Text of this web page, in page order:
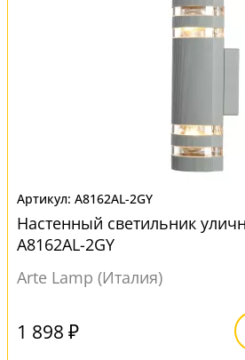
A8162AL-2GY
Настенный светильник
A8162AL-2GY
Arte Lamp (Италия)
1 898 ₽